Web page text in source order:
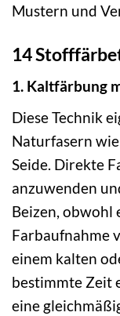
Mustern und
14
1. Kaltfärbung
Diese Technik
Naturfasern
Seide. Direkte
anzuwenden
Beizen, obwohl
Farbaufnahme
einem kalten
bestimmte Zeit
eine